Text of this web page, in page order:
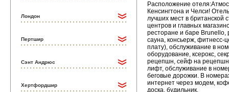
Лондон
Пертшир
Сэнт Андрюс
Хертфордшир
Расположение
Кенсингтона и Челси!
лучших мест в британской
центров и главных
ресторане и баре Brunello,
сауна, консьерж, фитнесс-
плату), обслуживание в
оборудование, ксерокс,
рецепшн, сейф на рецепшн,
лифт, обслуживание в
беговые дорожки. В
интернет через модем,
доска, будильник.